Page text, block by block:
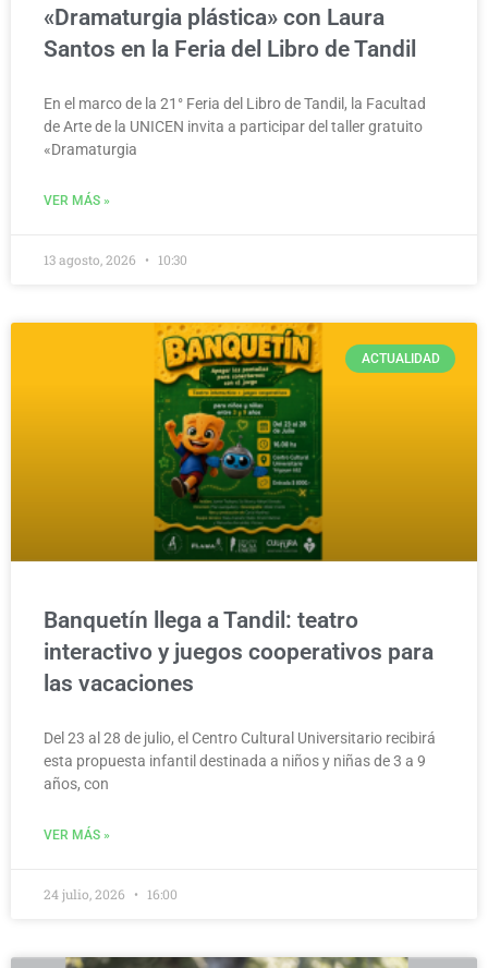
«Dramaturgia plástica» con Laura
Santos en la Feria del Libro de Tandil
En el marco de la 21° Feria del Libro de Tandil, la Facultad
de Arte de la UNICEN invita a participar del taller gratuito
«Dramaturgia
VER MÁS »
13 agosto, 2026 10:30
ACTUALIDAD
Banquetín llega a Tandil: teatro
interactivo y juegos cooperativos para
las vacaciones
Del 23 al 28 de julio, el Centro Cultural Universitario recibirá
esta propuesta infantil destinada a niños y niñas de 3 a 9
años, con
VER MÁS »
24 julio, 2026 16:00